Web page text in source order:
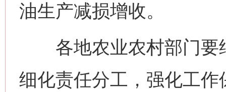
油生产减损增收。
各地农业农村部门要
细化责任分工，强化工